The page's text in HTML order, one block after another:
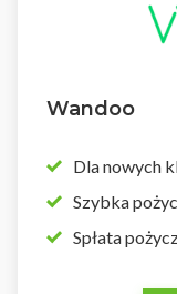
Wandoo
Dla nowych
Szybka
Spłata